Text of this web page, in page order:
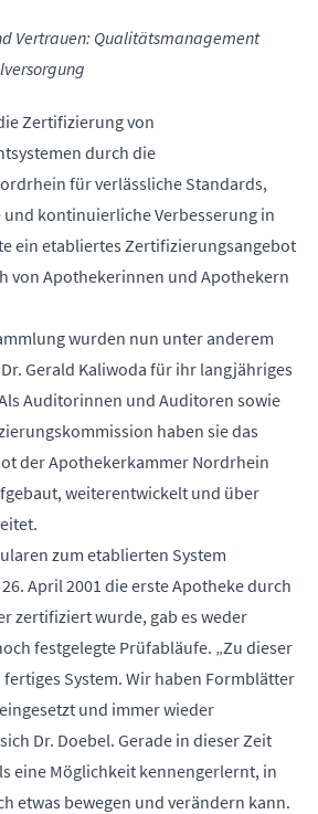
Vertrauen: Qualitätsmanagement
Zertifizierung von
durch die
für verlässliche Standards,
kontinuierliche Verbesserung in
ein etabliertes Zertifizierungsangebot
von Apothekerinnen und Apothekern
wurden nun unter anderem
Gerald Kaliwoda für ihr langjähriges
Auditorinnen und Auditoren sowie
haben sie das
der Apothekerkammer Nordrhein
weiterentwickelt und über
zum etablierten System
April 2001 die erste Apotheke durch
zertifiziert wurde, gab es weder
festgelegte Prüfabläufe. „Zu dieser
System. Wir haben Formblätter
und immer wieder
Dr. Doebel. Gerade in dieser Zeit
eine Möglichkeit kennengerlernt, in
etwas bewegen und verändern kann.